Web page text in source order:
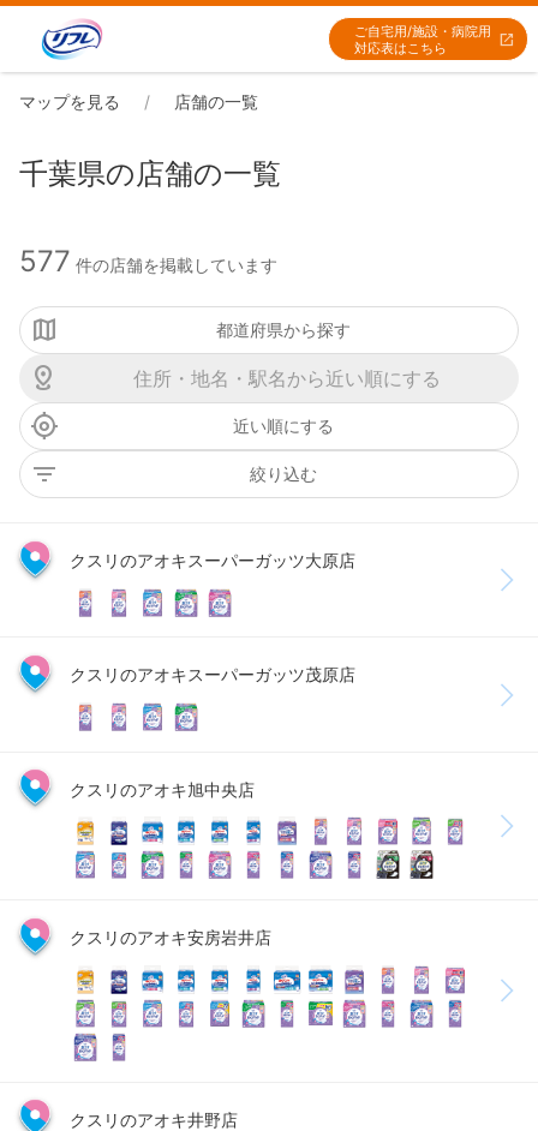
ご自宅用/施設・病院用
対応表はこちら
マップを見る 店舗の一覧
千葉県の店舗の一覧
577 件の店舗を掲載しています
都道府県から探す
近い順にする
絞り込む
クスリのアオキスーパーガッツ大原店
クスリのアオキスーパーガッツ茂原店
クスリのアオキ旭中央店
クスリのアオキ安房岩井店
クスリのアオキ井野店